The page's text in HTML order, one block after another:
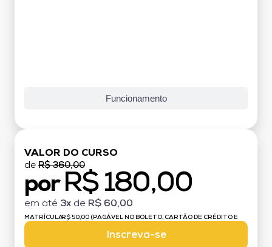
Funcionamento
VALOR DO CURSO
de R$ 360,00
por R$ 180,00
em até 3x de R$ 60,00
MATRÍCULA:R$ 50,00 (PAGÁVEL NO BOLETO, CARTÃO DE CRÉDITO E
Inscreva-se